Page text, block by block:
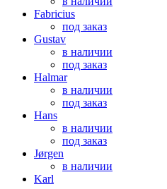
Fabricius
под заказ
Gustav
в наличии
под заказ
Halmar
в наличии
под заказ
Hans
в наличии
под заказ
Jørgen
в наличии
Karl